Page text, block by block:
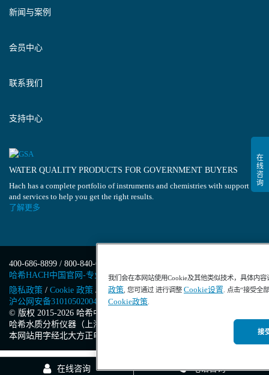
新闻与案例
会员中心
联系我们
支持中心
WATER QUALITY PRODUCTS FOR GOVERNMENT BUYERS
Hach has a complete portfolio of instruments and chemistries with support
and services to help you get the right results.
了解更多
400-686-8899 / 800-840-6026
哈希HACH中国官网-专业水质分析仪器
隐私政策 / Cookie 政策 / Cookie 设置/沪ICP备13034148号-4/
沪公网安备31010502004971号/沪(浦)应急管危经许[2023]201871
© 版权 2015-2026 哈希中国版权所有
哈希水质分析仪器（上海）有限公司
本网站用字经北大方正电子有限公司授权许可
在线咨询 电话咨询
我们会在本网站使用Cookie及其他类似技术，具体内
政策, 您可通过 进行调整 Cookie设置. 点击“接受全
Cookie政策.
接